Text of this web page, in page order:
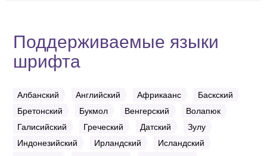
Поддерживаемые языки
шрифта
Албанский Английский Африкаанс
Баскский
Бретонский
Букмол Венгерский
Волапюк
Галисийский
Греческий Датский
Зулу
Индонезийский
Ирландский
Исландский